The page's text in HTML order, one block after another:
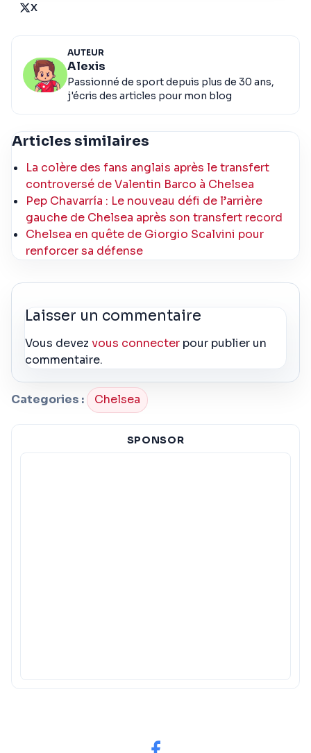
X
AUTEUR
Alexis
Passionné de sport depuis plus de 30 ans,
j'écris des articles pour mon blog
Articles similaires
La colère des fans anglais après le transfert
controversé de Valentin Barco à Chelsea
Pep Chavarría : Le nouveau défi de l’arrière
gauche de Chelsea après son transfert record
Chelsea en quête de Giorgio Scalvini pour
renforcer sa défense
Laisser un commentaire
Vous devezvous connecter pour publier un
commentaire.
Categories : Chelsea
SPONSOR